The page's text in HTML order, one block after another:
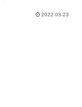
2022.03.23